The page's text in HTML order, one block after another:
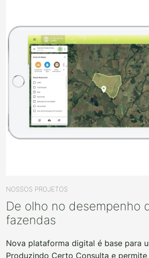
NOSSOS PROJETOS
De olho no desempenho
fazendas
Nova plataforma digital é base para
Produzindo Certo Consulta e permite